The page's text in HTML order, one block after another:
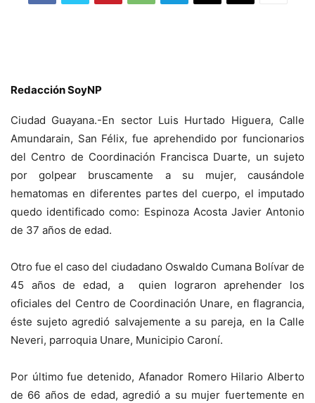
Redacción SoyNP
Ciudad Guayana.-En sector Luis Hurtado Higuera, Calle
Amundarain, San Félix, fue aprehendido por funcionarios
del Centro de Coordinación Francisca Duarte, un sujeto
por golpear bruscamente a su mujer, causándole
hematomas en diferentes partes del cuerpo, el imputado
quedo identificado como: Espinoza Acosta Javier Antonio
de 37 años de edad.
Otro fue el caso del ciudadano Oswaldo Cumana Bolívar de
45 años de edad, a quien lograron aprehender los
oficiales del Centro de Coordinación Unare, en flagrancia,
éste sujeto agredió salvajemente a su pareja, en la Calle
Neveri, parroquia Unare, Municipio Caroní.
Por último fue detenido, Afanador Romero Hilario Alberto
de 66 años de edad, agredió a su mujer fuertemente en